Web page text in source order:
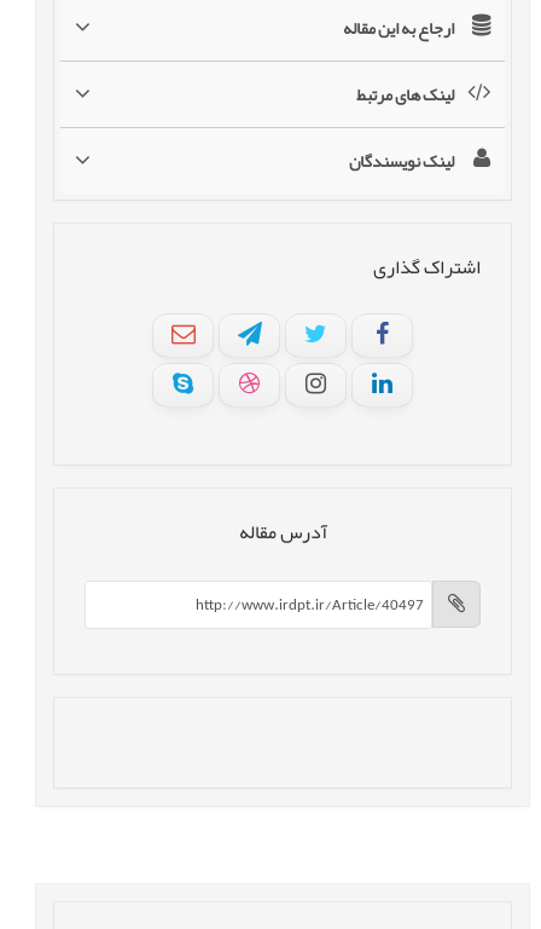
ارجاع به این مقاله
لینک های مرتبط
لینک نویسندگان
اشتراک گذاری
آدرس مقاله